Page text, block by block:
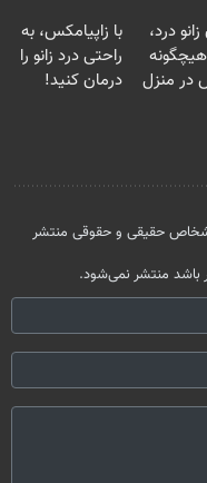
درمانش کرد؟؟؟؟
درد،
در منزل
با زاپیامکس، به
راحتی درد زانو را
درمان کنید!
حقیقی و حقوقی منتشر
باشد منتشر نمی‌شود.